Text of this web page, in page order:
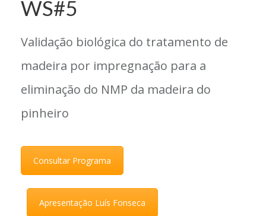
WS#5
Validação biológica do tratamento de
madeira por impregnação para a
eliminação do NMP da madeira do
pinheiro
Consultar Programa
Apresentação Luís Fonseca